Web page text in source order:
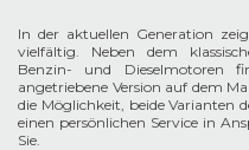
In der aktuellen Generation
vielfältig. Neben dem
Benzin- und Dieselmotoren
angetriebene Version auf dem
die Möglichkeit, beide Varianten
einen persönlichen Service in
Sie.